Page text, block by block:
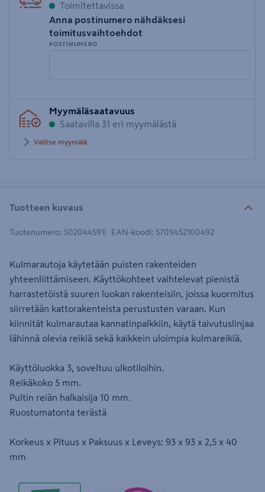
Toimitettavissa
Anna postinumero nähdäksesi
toimitusvaihtoehdot
POSTINUMERO
postinumero
Myymäläsaatavuus
Saatavilla 31 eri myymälästä
Valitse myymälä
Tuotteen kuvaus
Tuotenumero: 502044591 EAN-koodi: 5709452100492
Kulmarautoja käytetään puisten rakenteiden
yhteenliittämiseen. Käyttökohteet vaihtelevat pienistä
harrastetöistä suuren luokan rakenteisiin, joissa kuormitus
siirretään kattorakenteista perustusten varaan. Kun
kiinnität kulmarautaa kannatinpalkkiin, käytä taivutuslinjaa
lähinnä olevia reikiä sekä kaikkein uloimpia kulmareikiä.
Käyttöluokka 3, soveltuu ulkotiloihin.
Reikäkoko 5 mm.
Pultin reiän halkaisija 10 mm.
Ruostumatonta terästä
Korkeus x Pituus x Paksuus x Leveys: 93 x 93 x 2,5 x 40
mm